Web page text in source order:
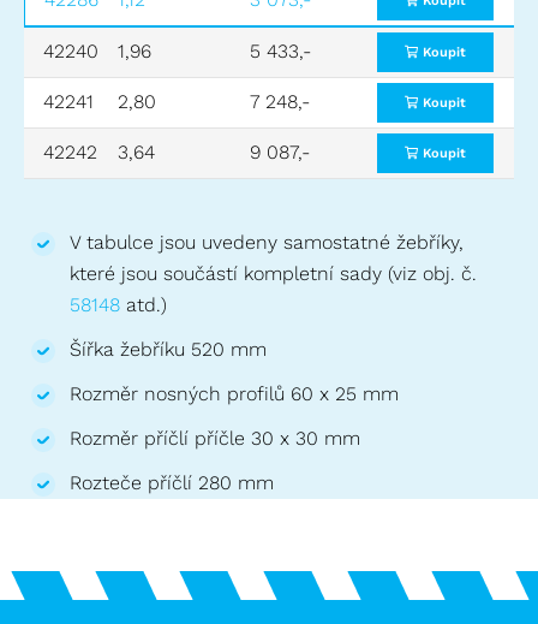
42240 1,96 hliník 7
5 433,- Koupit
42241 2,80 hliník 10
7 248,- Koupit
42242 3,64 hliník 13
9 087,- Koupit
V tabulce jsou uvedeny samostatné žebříky,
které jsou součástí kompletní sady (viz obj. č.
58148 atd.)
Šířka žebříku 520 mm
Rozměr nosných profilů 60 x 25 mm
Rozměr příčlí příčle 30 x 30 mm
Rozteče příčlí 280 mm